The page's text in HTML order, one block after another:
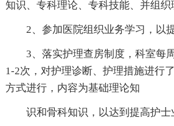
知识、专科理论、专科技能、并组织
2、参加医院组织业务学习，以提
3、落实护理查房制度，科室每
1-2次，对护理诊断、护理措施进行
方式进行，内容为基础理论知
识和骨科知识，以达到提高护士